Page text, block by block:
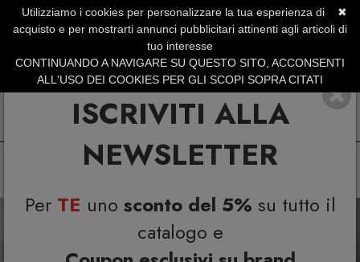
ISCRIVITI ALLA
NEWSLETTER
Per TE uno sconto del 5% su tutto il
catalogo e
SERVIZIO CLIENTI +39.0773.470.562
SUMMER SALES | Fino al 31 Agosto
Previous
✖
Utilizziamo i cookies per personalizzare la tua esperienza di
acquisto e per mostrarti annunci pubblicitari attinenti agli articoli di
tuo interesse
CONTINUANDO A NAVIGARE SU QUESTO SITO, ACCONSENTI
ALL'USO DEI COOKIES PER GLI SCOPI SOPRA CITATI